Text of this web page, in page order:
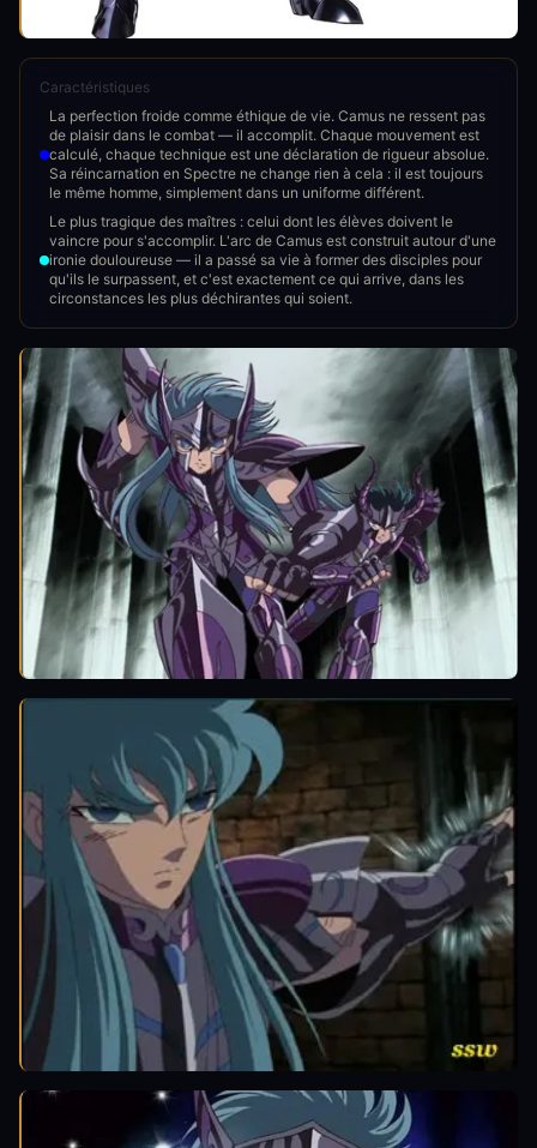
Caractéristiques
La perfection froide comme éthique de vie. Camus ne ressent pas
de plaisir dans le combat — il accomplit. Chaque mouvement est
calculé, chaque technique est une déclaration de rigueur absolue.
Sa réincarnation en Spectre ne change rien à cela : il est toujours
le même homme, simplement dans un uniforme différent.
Le plus tragique des maîtres : celui dont les élèves doivent le
vaincre pour s'accomplir. L'arc de Camus est construit autour d'une
ironie douloureuse — il a passé sa vie à former des disciples pour
qu'ils le surpassent, et c'est exactement ce qui arrive, dans les
circonstances les plus déchirantes qui soient.